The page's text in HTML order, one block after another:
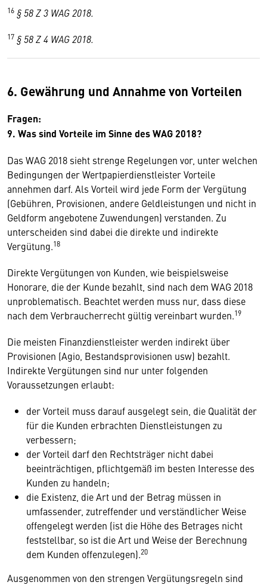
16 § 58 Z 3 WAG 2018.
17 § 58 Z 4 WAG 2018.
6. Gewährung und Annahme von Vorteilen
Fragen:
9. Was sind Vorteile im Sinne des WAG 2018?
Das WAG 2018 sieht strenge Regelungen vor, unter welchen
Bedingungen der Wertpapierdienstleister Vorteile
annehmen darf. Als Vorteil wird jede Form der Vergütung
(Gebühren, Provisionen, andere Geldleistungen und nicht in
Geldform angebotene Zuwendungen) verstanden. Zu
unterscheiden sind dabei die direkte und indirekte
Vergütung.18
Direkte Vergütungen von Kunden, wie beispielsweise
Honorare, die der Kunde bezahlt, sind nach dem WAG 2018
unproblematisch. Beachtet werden muss nur, dass diese
nach dem Verbraucherrecht gültig vereinbart wurden.19
Die meisten Finanzdienstleister werden indirekt über
Provisionen (Agio, Bestandsprovisionen usw) bezahlt.
Indirekte Vergütungen sind nur unter folgenden
Voraussetzungen erlaubt:
der Vorteil muss darauf ausgelegt sein, die Qualität der
für die Kunden erbrachten Dienstleistungen zu
verbessern;
der Vorteil darf den Rechtsträger nicht dabei
beeinträchtigen, pflichtgemäß im besten Interesse des
Kunden zu handeln;
die Existenz, die Art und der Betrag müssen in
umfassender, zutreffender und verständlicher Weise
offengelegt werden (ist die Höhe des Betrages nicht
feststellbar, so ist die Art und Weise der Berechnung
dem Kunden offenzulegen).20
Ausgenommen von den strengen Vergütungsregeln sind